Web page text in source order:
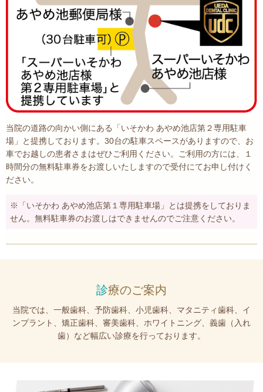
当院の道路の向かい側にある「いそかわ あやめ池店第２専用駐車
場」と提携しております。30台の駐車スペースがありますので、お
車でお越しの患者さまはぜひご利用ください。ご利用の方には、１
時間分の無料駐車券をお渡しいたしますので受付にてお申し付けく
ださい。
※「いそかわ あやめ池店第１専用駐車場」とは提携をしておりま
せん。無料駐車券のお渡しはできませんのでご注意ください。
診療のご案内
当院では、一般歯科、予防歯科、小児歯科、マタニティ歯科、イ
ンプラント、矯正歯科、審美歯科、ホワイトニング、義歯（入れ
歯）など幅広い診療を行っております。